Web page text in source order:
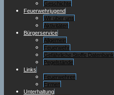
Geschichte
Feuerwehrjugend
Wir über uns
Aktivitäten
Bürgerservice
Allgemein
Feuerwehr
Gefährliche Stoffe Datenbank
Pegelstände
Links
Feuerwehren
Firmen
Unterhaltung